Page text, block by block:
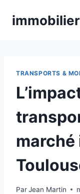
TRANSPORTS &
marché
ParJean Martin